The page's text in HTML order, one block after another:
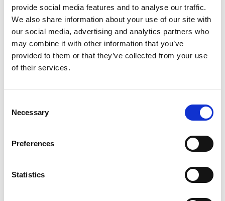
provide social media features and to analyse our traffic.
We also share information about your use of our site with
our social media, advertising and analytics partners who
may combine it with other information that you’ve
provided to them or that they’ve collected from your use
of their services.
Selection
Necessary
Preferences
Statistics
Solicite información
Varía válvula de alivio de aire automática niquelada de 1/2"